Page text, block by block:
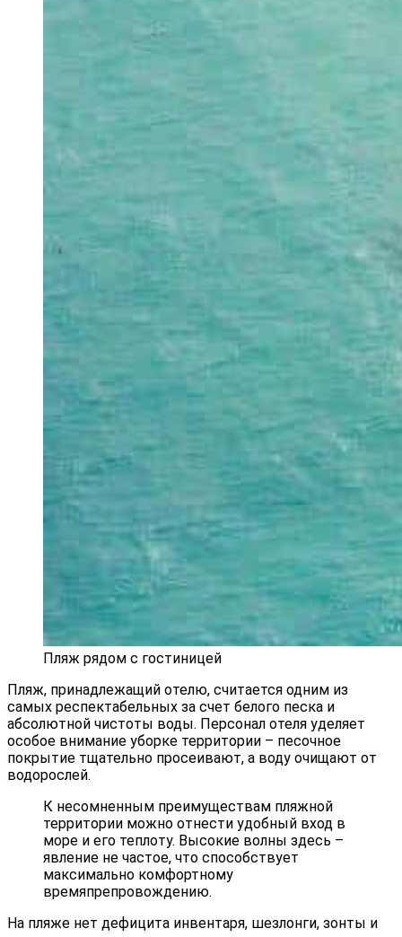
Пляж рядом с гостиницей
Пляж, принадлежащий отелю, считается одним из
самых респектабельных за счет белого песка и
абсолютной чистоты воды. Персонал отеля уделяет
особое внимание уборке территории – песочное
покрытие тщательно просеивают, а воду очищают от
водорослей.
К несомненным преимуществам пляжной
территории можно отнести удобный вход в
море и его теплоту. Высокие волны здесь –
явление не частое, что способствует
максимально комфортному
времяпрепровождению.
На пляже нет дефицита инвентаря, шезлонги, зонты и